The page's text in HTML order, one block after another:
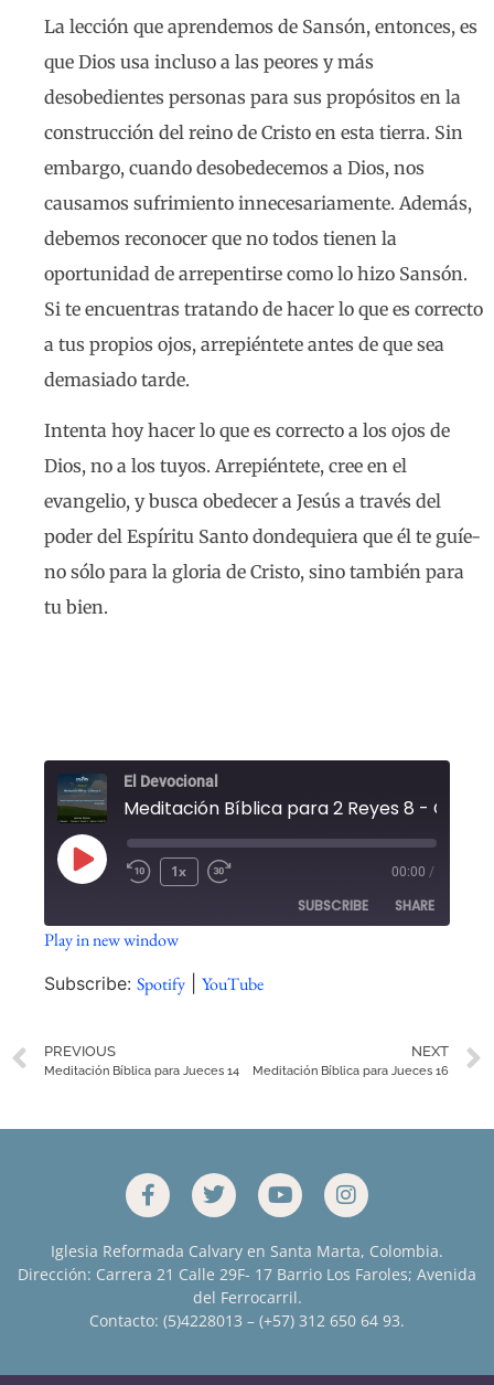
La lección que aprendemos de Sansón, entonces, es
que Dios usa incluso a las peores y más
desobedientes personas para sus propósitos en la
construcción del reino de Cristo en esta tierra. Sin
embargo, cuando desobedecemos a Dios, nos
causamos sufrimiento innecesariamente. Además,
debemos reconocer que no todos tienen la
oportunidad de arrepentirse como lo hizo Sansón.
Si te encuentras tratando de hacer lo que es correcto
a tus propios ojos, arrepiéntete antes de que sea
demasiado tarde.
Intenta hoy hacer lo que es correcto a los ojos de
Dios, no a los tuyos. Arrepiéntete, cree en el
evangelio, y busca obedecer a Jesús a través del
poder del Espíritu Santo dondequiera que él te guíe-
no sólo para la gloria de Cristo, sino también para
tu bien.
El Devocional
1x 00:00 /
SUBSCRIBE SHARE
SHARE
EMBED
Play in new window
Subscribe: Spotify| YouTube
PREVIOUS
Meditación Bíblica para Jueces 14
NEXT
Meditación Bíblica para Jueces 16
Iglesia Reformada Calvary en Santa Marta, Colombia.
Dirección: Carrera 21 Calle 29F- 17 Barrio Los Faroles; Avenida
del Ferrocarril.
Contacto: (5)4228013 – (+57) 312 650 64 93.